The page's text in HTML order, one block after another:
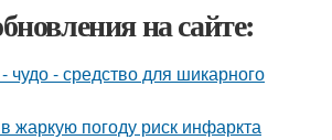
на сайте:
чудо - средство для шикарного
жаркую погоду риск инфаркта